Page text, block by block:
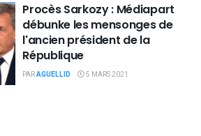
Procès Sarkozy : Médiapart
débunke les mensonges de
l'ancien président de la
République
PARAGUELLID 5 MARS 2021